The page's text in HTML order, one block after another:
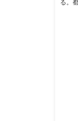
る。